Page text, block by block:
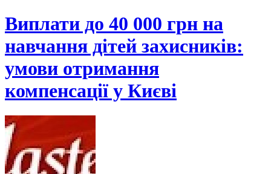
Виплати до 40 000 грн на
навчання дітей захисників:
умови отримання
компенсації у Києві